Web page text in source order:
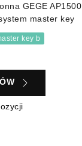
GEGE AP1500
master key
key b